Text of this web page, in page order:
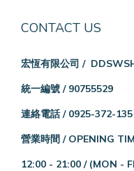
CONTACT US
宏恆有限公司 /
統一編號 / 90755529
連絡電話 / 0925-372-135
營業時間 / OPENING
12:00 - 21:00 / (MON -